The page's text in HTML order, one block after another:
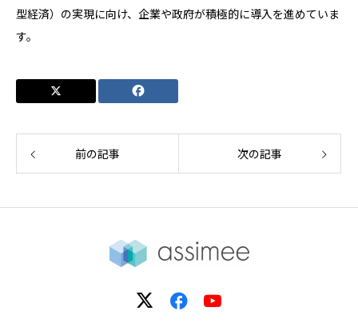
型経済）の実現に向け、企業や政府が積極的に導入を進めていま
す。
前の記事 次の記事